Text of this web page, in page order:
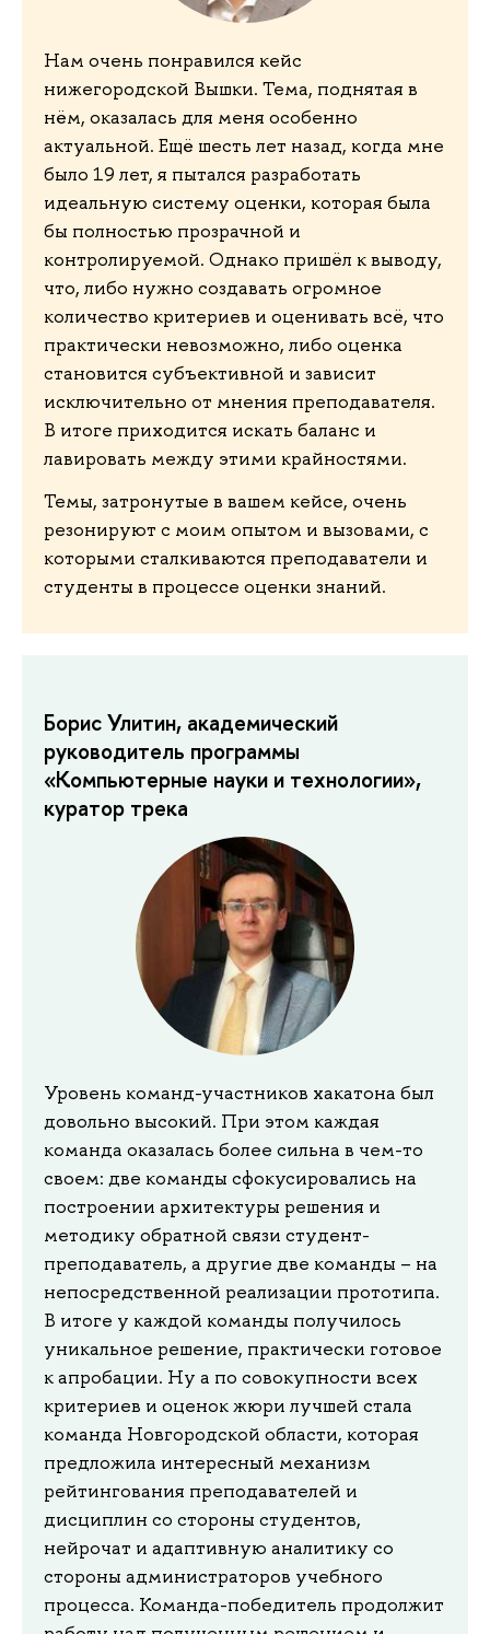
Нам очень понравился кейс
нижегородской Вышки. Тема, поднятая в
нём, оказалась для меня особенно
актуальной. Ещё шесть лет назад, когда мне
было 19 лет, я пытался разработать
идеальную систему оценки, которая была
бы полностью прозрачной и
контролируемой. Однако пришёл к выводу,
что, либо нужно создавать огромное
количество критериев и оценивать всё, что
практически невозможно, либо оценка
становится субъективной и зависит
исключительно от мнения преподавателя.
В итоге приходится искать баланс и
лавировать между этими крайностями.
Темы, затронутые в вашем кейсе, очень
резонируют с моим опытом и вызовами, с
которыми сталкиваются преподаватели и
студенты в процессе оценки знаний.
Борис Улитин, академический
руководитель программы
«Компьютерные науки и технологии»,
куратор трека
Уровень команд-участников хакатона был
довольно высокий. При этом каждая
команда оказалась более сильна в чем-то
своем: две команды сфокусировались на
построении архитектуры решения и
методику обратной связи студент-
преподаватель, а другие две команды – на
непосредственной реализации прототипа.
В итоге у каждой команды получилось
уникальное решение, практически готовое
к апробации. Ну а по совокупности всех
критериев и оценок жюри лучшей стала
команда Новгородской области, которая
предложила интересный механизм
рейтингования преподавателей и
дисциплин со стороны студентов,
нейрочат и адаптивную аналитику со
стороны администраторов учебного
процесса. Команда-победитель продолжит